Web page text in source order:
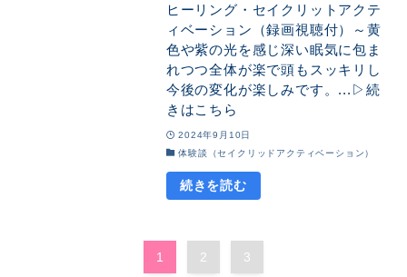
ヒーリング・セイクリットアクテ
ィベーション（録画視聴付）～黄
色や紫の光を感じ深い眠気に包ま
れつつ全体が楽で頭もスッキリし
今後の変化が楽しみです。...▷続
きはこちら
2024年9月10日
体験談（セイクリッドアクティベーション）
1 2 3